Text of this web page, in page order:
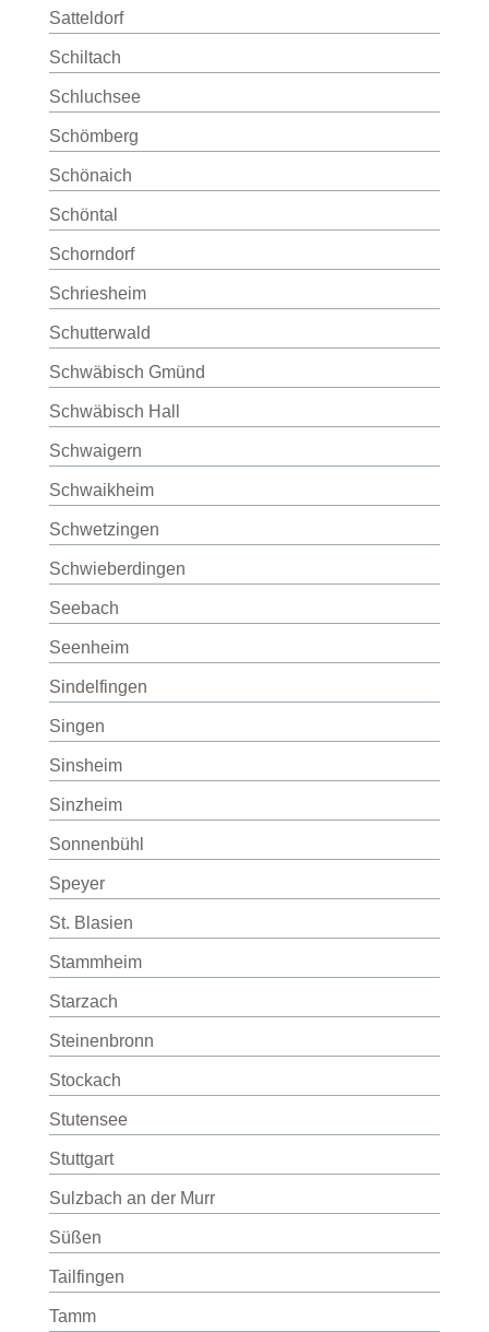
Satteldorf
Schiltach
Schluchsee
Schömberg
Schönaich
Schöntal
Schorndorf
Schriesheim
Schutterwald
Schwäbisch Gmünd
Schwäbisch Hall
Schwaigern
Schwaikheim
Schwetzingen
Schwieberdingen
Seebach
Seenheim
Sindelfingen
Singen
Sinsheim
Sinzheim
Sonnenbühl
Speyer
St. Blasien
Stammheim
Starzach
Steinenbronn
Stockach
Stutensee
Stuttgart
Sulzbach an der Murr
Süßen
Tailfingen
Tamm